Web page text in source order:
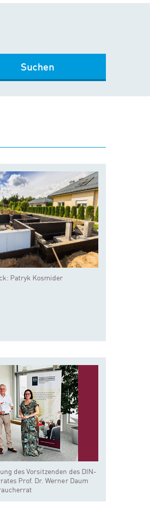
Suchen
Patryk Kosmider
des Vorsitzenden des DIN-
Prof. Dr. Werner Daum